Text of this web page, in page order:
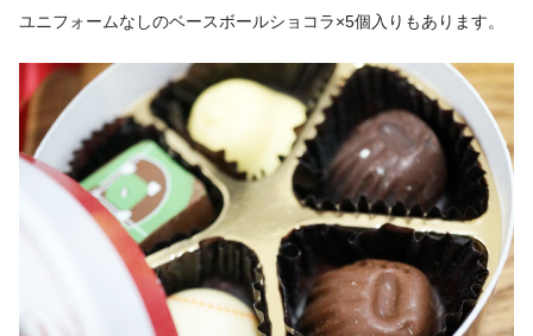
ユニフォームなしのベースボールショコラ×5個入りもあります。